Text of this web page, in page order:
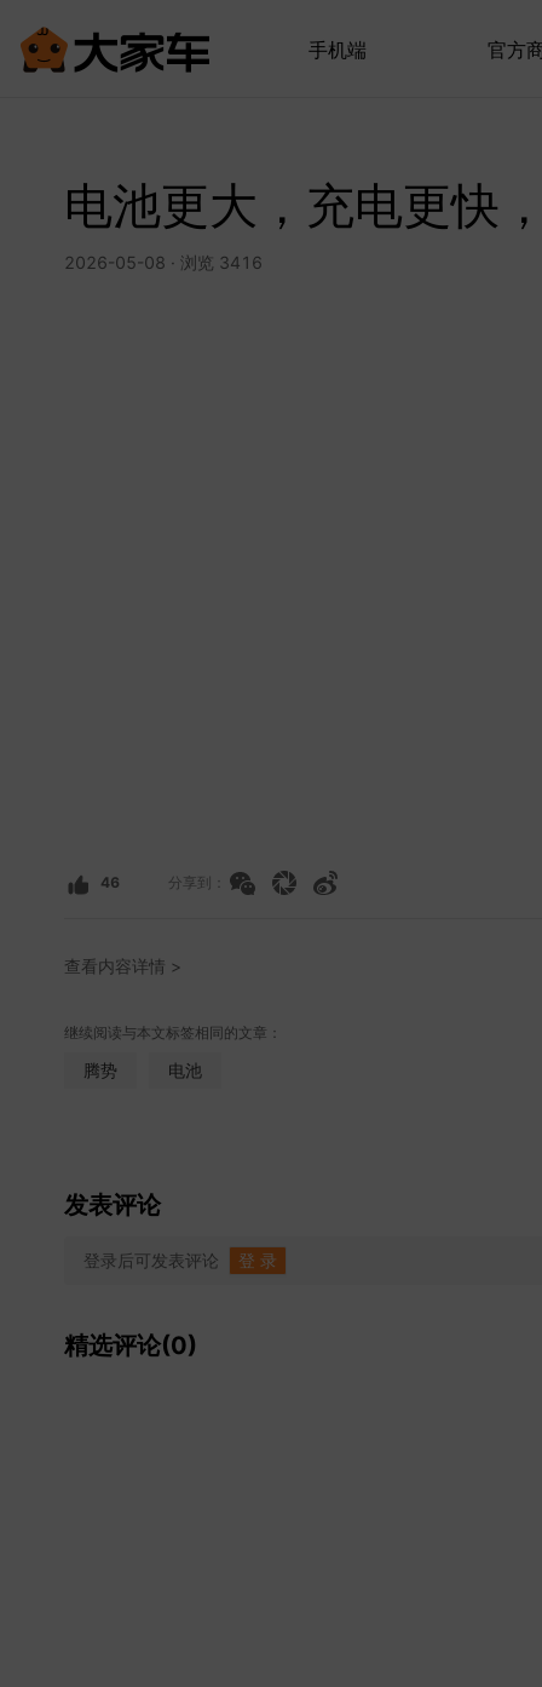
手机端 官方
电池更大，充电更快
2026-05-08 · 浏览 3416
46 分享到：
查看内容详情 >
继续阅读与本文标签相同的文章：
腾势 电池
发表评论
登录后可发表评论 登 录
精选评论(0)